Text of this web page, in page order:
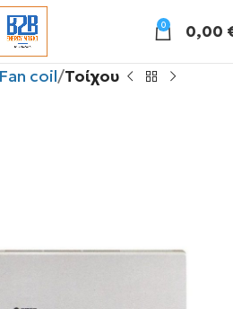
0 0,00
Fan coil Τοίχου